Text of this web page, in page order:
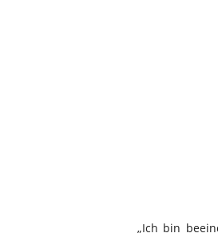
„Ich bin